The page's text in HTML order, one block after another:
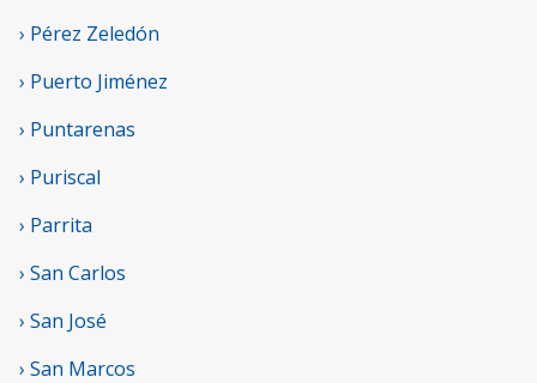
› Pérez Zeledón
› Puerto Jiménez
› Puntarenas
› Puriscal
› Parrita
› San Carlos
› San José
› San Marcos